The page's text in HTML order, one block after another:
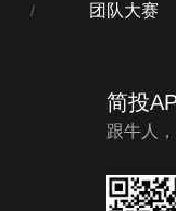
/ 团队大赛
简投
跟牛人